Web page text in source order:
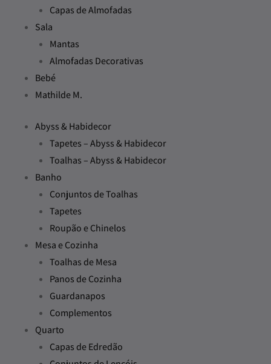
Capas de Almofadas
Sala
Mantas
Almofadas Decorativas
Bebé
Mathilde M.
Abyss & Habidecor
Tapetes – Abyss & Habidecor
Toalhas – Abyss & Habidecor
Banho
Conjuntos de Toalhas
Tapetes
Roupão e Chinelos
Mesa e Cozinha
Toalhas de Mesa
Panos de Cozinha
Guardanapos
Complementos
Quarto
Capas de Edredão